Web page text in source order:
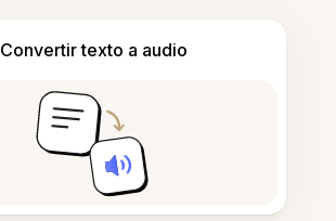
Convertir texto a audio